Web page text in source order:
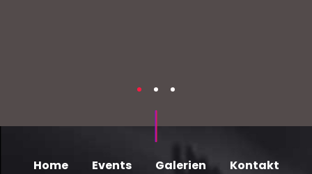
Home Events Galerien
Kontakt